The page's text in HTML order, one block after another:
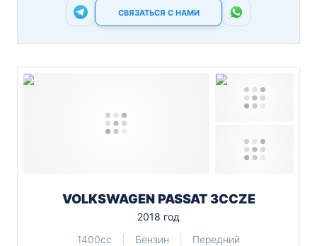
СВЯЗАТЬСЯ С НАМИ
VOLKSWAGEN PASSAT 3CCZE
2018 год
1400cc
Бензин Передний